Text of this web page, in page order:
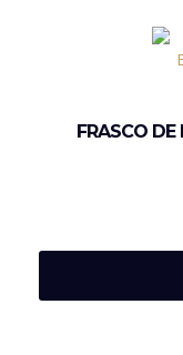
FRASCO